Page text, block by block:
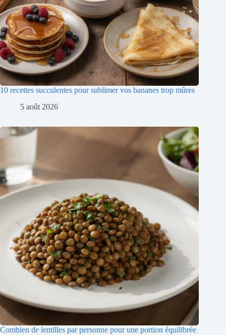
10 recettes succulentes pour sublimer vos bananes trop mûres
5 août 2026
Combien de lentilles par personne pour une portion équilibrée